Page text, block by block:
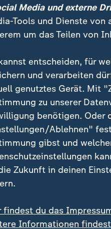
nicht genau.
das ist für
er sich mit seiner
Aber
werde." Seine Identität
als Tragödie.
den ersten Symptomen
weiterhin
Media und externe
Tools und Dienste von
um das Teilen von
entscheiden, für
und verarbeiten
genutztes Gerät. Mit
zu unserer
benötigen. Oder
Ablehnen"
gibst und
Zukunft in deinen
findest du das
Informationen